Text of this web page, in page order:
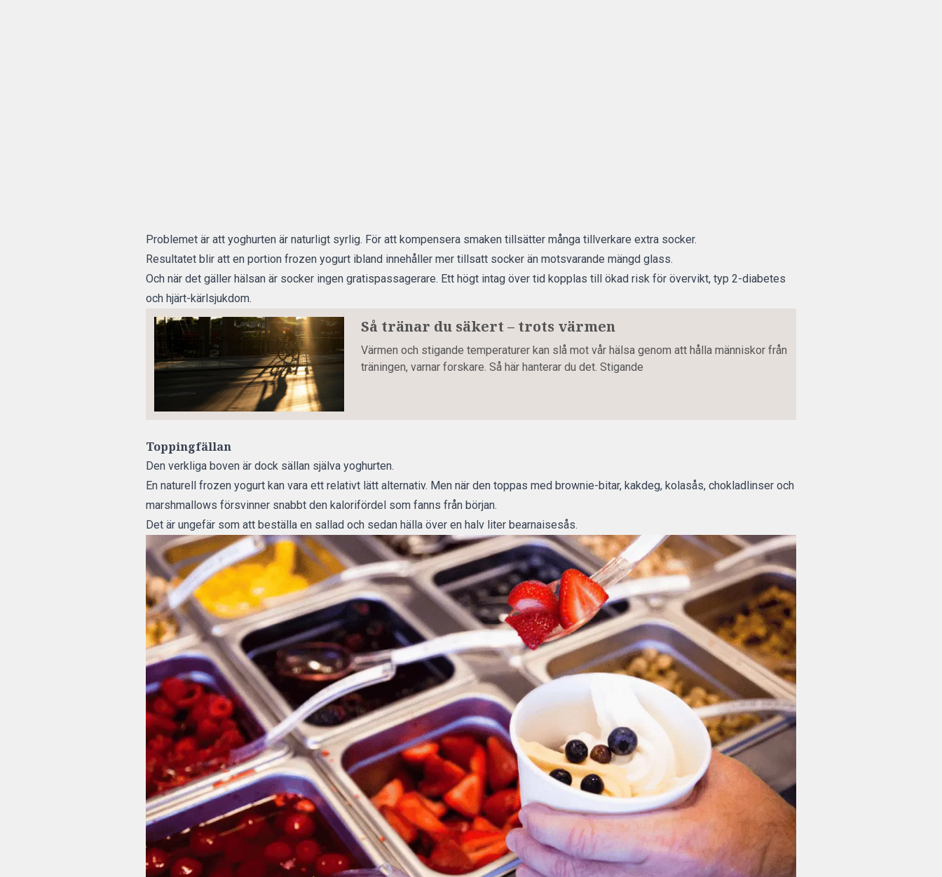
Problemet är att yoghurten är naturligt syrlig. För att kompensera smaken tillsätter många tillverkare extra socker.
Resultatet blir att en portion frozen yogurt ibland innehåller mer tillsatt socker än motsvarande mängd glass.
Och när det gäller hälsan är socker ingen gratispassagerare. Ett högt intag över tid kopplas till ökad risk för övervikt, typ 2-diabetes
och hjärt-kärlsjukdom.
Så tränar du säkert – trots värmen
Värmen och stigande temperaturer kan slå mot vår hälsa genom att hålla människor från
träningen, varnar forskare. Så här hanterar du det. Stigande
Toppingfällan
Den verkliga boven är dock sällan själva yoghurten.
En naturell frozen yogurt kan vara ett relativt lätt alternativ. Men när den toppas med brownie-bitar, kakdeg, kolasås, chokladlinser och
marshmallows försvinner snabbt den kalorifördel som fanns från början.
Det är ungefär som att beställa en sallad och sedan hälla över en halv liter bearnaisesås.